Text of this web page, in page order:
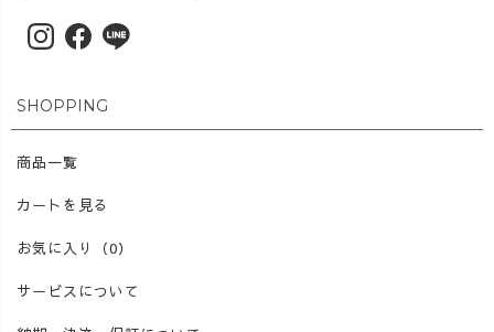
SHOPPING
商品一覧
カートを見る
お気に入り（0）
サービスについて